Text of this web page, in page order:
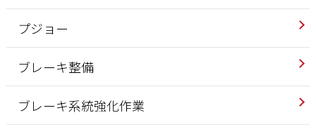
プジョー
ブレーキ整備
ブレーキ系統強化作業